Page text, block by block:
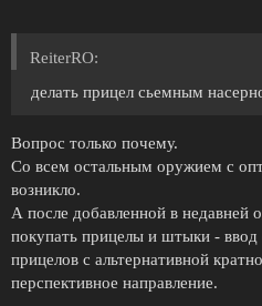
ReiterRO:
делать прицел сьемным
Вопрос только почему.
Со всем остальным оружием с
возникло.
А после добавленной в недавней
покупать прицелы и штыки - ввод
прицелов с альтернативной
перспективное направление.